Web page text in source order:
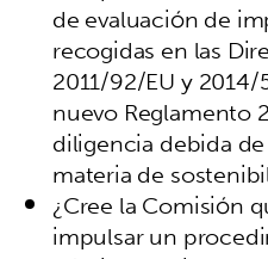
de evaluación de
recogidas en las
2011/92/EU y
nuevo Reglamento
diligencia debida
materia de
¿Cree la Comisión
impulsar un